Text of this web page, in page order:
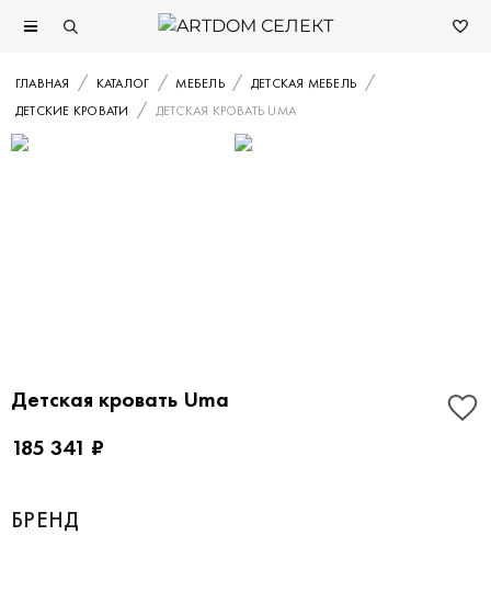
ГЛАВНАЯ КАТАЛОГ МЕБЕЛЬ
ДЕТСКАЯ МЕБЕЛЬ
ДЕТСКИЕ КРОВАТИ
ДЕТСКАЯ КРОВАТЬ UMA
Детская кровать Uma
185 341 ₽
БРЕНД